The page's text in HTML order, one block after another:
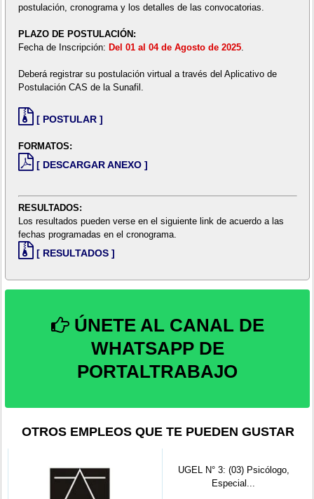
postulación, cronograma y los detalles de las convocatorias.
PLAZO DE POSTULACIÓN:
Fecha de Inscripción: Del 01 al 04 de Agosto de 2025.
Deberá registrar su postulación virtual a través del Aplicativo de
Postulación CAS de la Sunafil.
[ POSTULAR ]
FORMATOS:
[ DESCARGAR ANEXO ]
RESULTADOS:
Los resultados pueden verse en el siguiente link de acuerdo a las
fechas programadas en el cronograma.
[ RESULTADOS ]
ÚNETE AL CANAL DE
WHATSAPP DE
PORTALTRABAJO
OTROS EMPLEOS QUE TE PUEDEN GUSTAR